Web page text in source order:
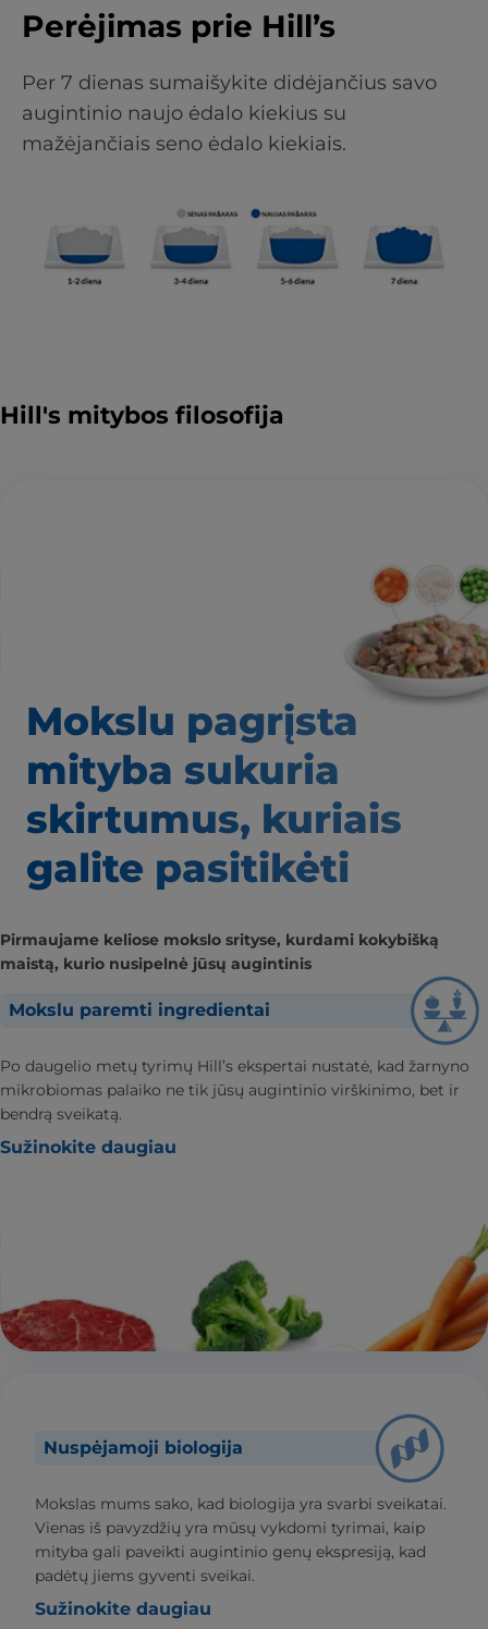
Perėjimas prie Hill’s
Per 7 dienas sumaišykite didėjančius savo
augintinio naujo ėdalo kiekius su
mažėjančiais seno ėdalo kiekiais.
Hill's mitybos filosofija
Mokslu pagrįsta
mityba sukuria
skirtumus, kuriais
galite pasitikėti
Pirmaujame keliose mokslo srityse, kurdami kokybišką
maistą, kurio nusipelnė jūsų augintinis
Mokslu paremti ingredientai
Po daugelio metų tyrimų Hill’s ekspertai nustatė, kad žarnyno
mikrobiomas palaiko ne tik jūsų augintinio virškinimo, bet ir
bendrą sveikatą.
Sužinokite daugiau
Nuspėjamoji biologija
Mokslas mums sako, kad biologija yra svarbi sveikatai.
Vienas iš pavyzdžių yra mūsų vykdomi tyrimai, kaip
mityba gali paveikti augintinio genų ekspresiją, kad
padėtų jiems gyventi sveikai.
Sužinokite daugiau